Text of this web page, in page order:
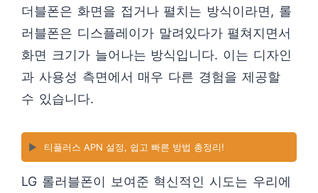
더블폰은 화면을 접거나 펼치는 방식이라면, 롤
러블폰은 디스플레이가 말려있다가 펼쳐지면서
화면 크기가 늘어나는 방식입니다. 이는 디자인
과 사용성 측면에서 매우 다른 경험을 제공할
수 있습니다.
▶️ 티플러스 APN 설정, 쉽고 빠른 방법 총정리!
LG 롤러블폰이 보여준 혁신적인 시도는 우리에